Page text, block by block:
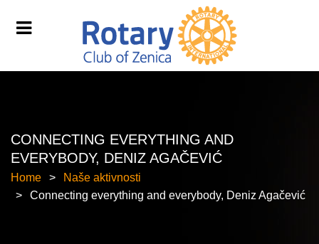
CONNECTING EVERYTHING AND
EVERYBODY, DENIZ AGAČEVIĆ
Home
Naše aktivnosti
Connecting everything and everybody, Deniz Agačević